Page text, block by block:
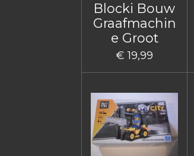
Blocki Bouw
Graafmachin
e Groot
€ 19,99